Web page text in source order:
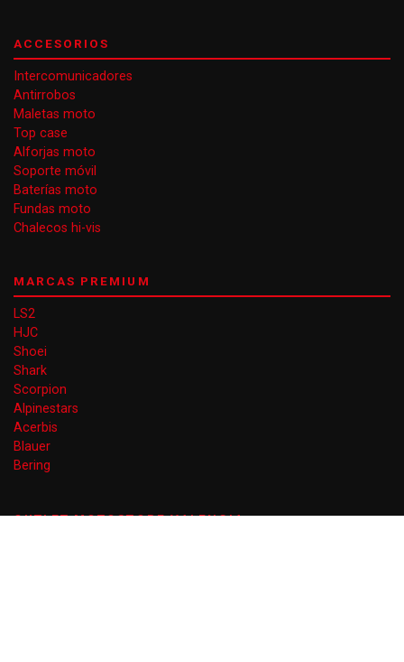
ACCESORIOS
Intercomunicadores
Antirrobos
Maletas moto
Top case
Alforjas moto
Soporte móvil
Baterías moto
Fundas moto
Chalecos hi-vis
MARCAS PREMIUM
LS2
HJC
Shoei
Shark
Scorpion
Alpinestars
Acerbis
Blauer
Bering
OUTLET MOTOSTORE VALENCIA